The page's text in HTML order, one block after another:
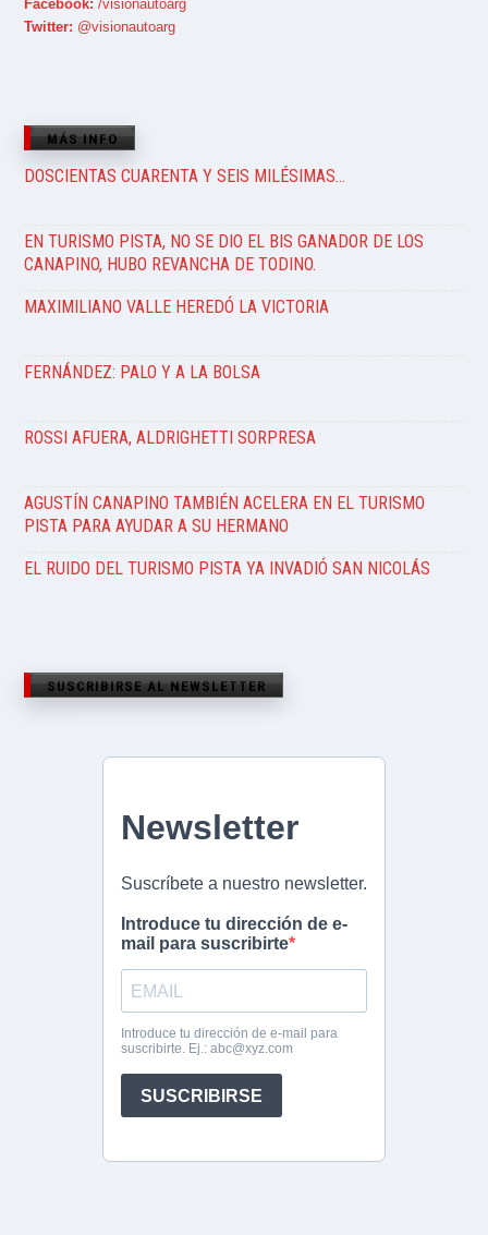
Facebook: /visionautoarg
Twitter: @visionautoarg
MÁS INFO
DOSCIENTAS CUARENTA Y SEIS MILÉSIMAS…
EN TURISMO PISTA, NO SE DIO EL BIS GANADOR DE LOS
CANAPINO, HUBO REVANCHA DE TODINO.
MAXIMILIANO VALLE HEREDÓ LA VICTORIA
FERNÁNDEZ: PALO Y A LA BOLSA
ROSSI AFUERA, ALDRIGHETTI SORPRESA
AGUSTÍN CANAPINO TAMBIÉN ACELERA EN EL TURISMO
PISTA PARA AYUDAR A SU HERMANO
EL RUIDO DEL TURISMO PISTA YA INVADIÓ SAN NICOLÁS
SUSCRIBIRSE AL NEWSLETTER